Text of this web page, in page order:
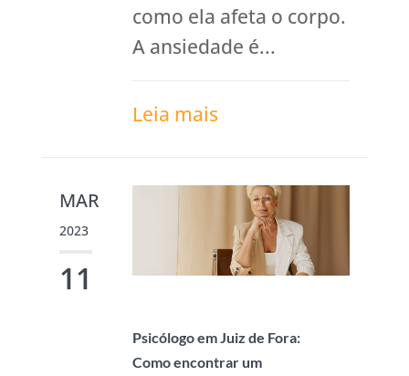
como ela afeta o corpo.
A ansiedade é...
Leia mais
MAR
2023
11
Psicólogo em Juiz de Fora:
Como encontrar um